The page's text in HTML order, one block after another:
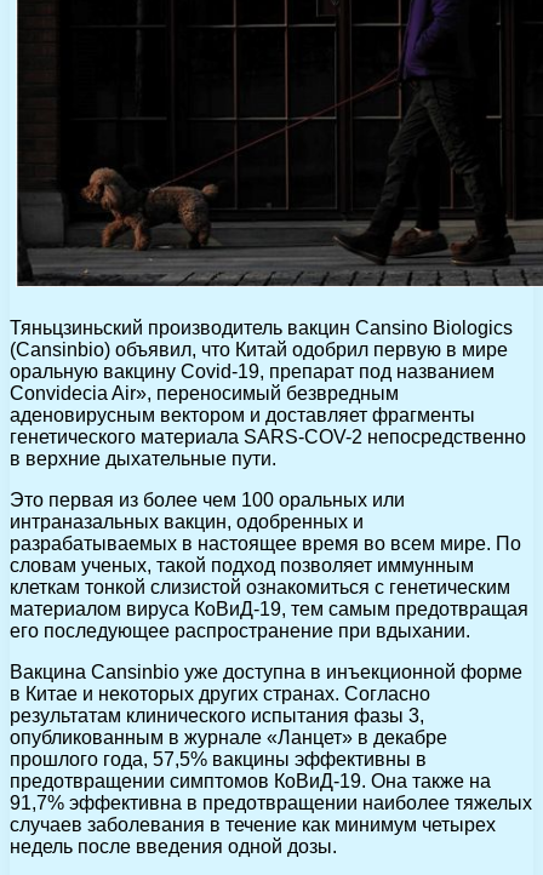
Тяньцзиньский производитель вакцин Cansino Biologics
(Cansinbio) объявил, что Китай одобрил первую в мире
оральную вакцину Covid-19, препарат под названием
Convidecia Air», переносимый безвредным
аденовирусным вектором и доставляет фрагменты
генетического материала SARS-COV-2 непосредственно
в верхние дыхательные пути.
Это первая из более чем 100 оральных или
интраназальных вакцин, одобренных и
разрабатываемых в настоящее время во всем мире. По
словам ученых, такой подход позволяет иммунным
клеткам тонкой слизистой ознакомиться с генетическим
материалом вируса КоВиД-19, тем самым предотвращая
его последующее распространение при вдыхании.
Вакцина Cansinbio уже доступна в инъекционной форме
в Китае и некоторых других странах. Согласно
результатам клинического испытания фазы 3,
опубликованным в журнале «Ланцет» в декабре
прошлого года, 57,5% вакцины эффективны в
предотвращении симптомов КоВиД-19. Она также на
91,7% эффективна в предотвращении наиболее тяжелых
случаев заболевания в течение как минимум четырех
недель после введения одной дозы.